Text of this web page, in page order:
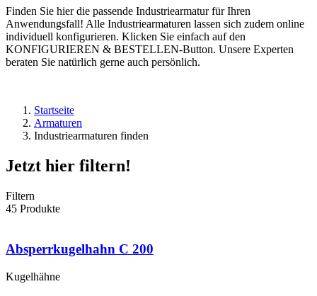
Finden Sie hier die passende Industriearmatur für Ihren
Anwendungsfall! Alle Industriearmaturen lassen sich zudem online
individuell konfigurieren. Klicken Sie einfach auf den
KONFIGURIEREN & BESTELLEN-Button. Unsere Experten
beraten Sie natürlich gerne auch persönlich.
Startseite
Armaturen
Industriearmaturen finden
Jetzt hier filtern!
Filtern
45 Produkte
Absperrkugelhahn C 200
Kugelhähne